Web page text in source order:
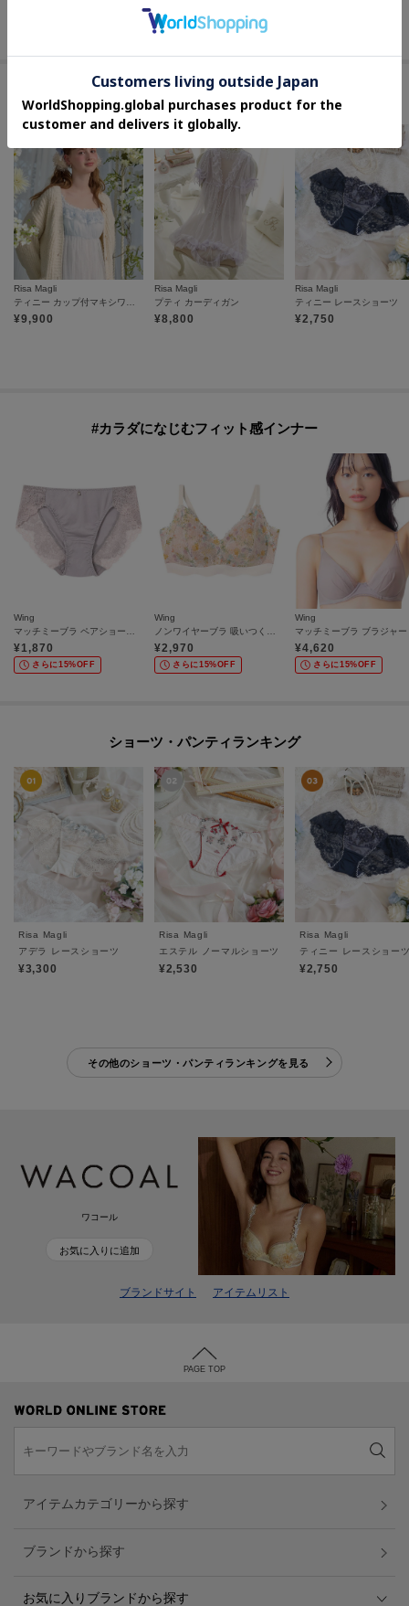
さらに10%OFF
#上品な華やかレースランジェリー
Risa Magli
ティニー カップ付マキシワンピース
¥9,900
Risa Magli
プティ カーディガン
¥8,800
Risa Magli
ティニー レースショーツ
¥2,750
#カラダになじむフィット感インナー
Wing
¥1,870
さらに15%OFF
Wing
¥2,970
さらに15%OFF
Wing
¥4,620
さらに15%OFF
ショーツ・パンティランキング
Risa Magli
アデラ レースショーツ
¥3,300
Risa Magli
エステル ノーマルショーツ
¥2,530
Risa Magli
ティニー レースショー
¥2,750
その他のショーツ・パンティランキングを見る
ワコール
お気に入りに追加
ブランドサイト アイテムリスト
PAGE TOP
アイテムカテゴリーから探す
ブランドから探す
お気に入りブランドから探す